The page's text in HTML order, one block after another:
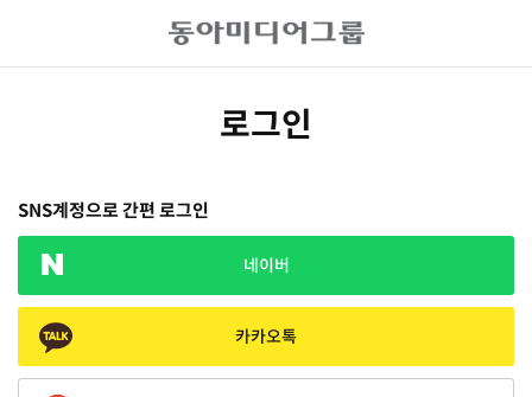
로그인
SNS계정으로 간편 로그인
네이버
카카오톡